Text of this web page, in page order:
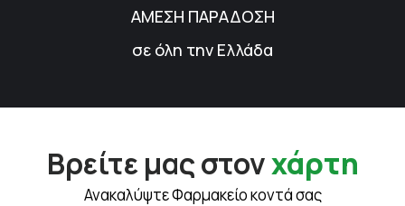
ΑΜΕΣΗ ΠΑΡΑΔΟΣΗ
σε όλη την Ελλάδα
Βρείτε μας στονχάρτη
Ανακαλύψτε Φαρμακείο κοντά σας